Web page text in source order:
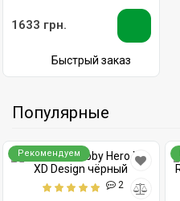
1633 грн.
Быстрый заказ
Популярные
Рекомендуем
2